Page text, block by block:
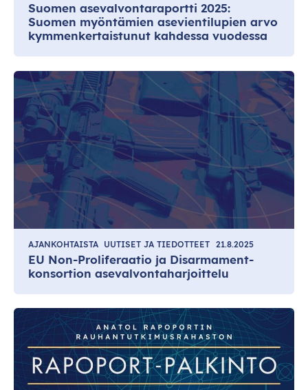
Suomen asevalvontaraportti 2025:
Suomen myöntämien asevientilupien arvo
kymmenkertaistunut kahdessa vuodessa
AJANKOHTAISTA UUTISET JA TIEDOTTEET 21.8.2025
EU Non-Proliferaatio ja Disarmament-
konsortion asevalvontaharjoittelu